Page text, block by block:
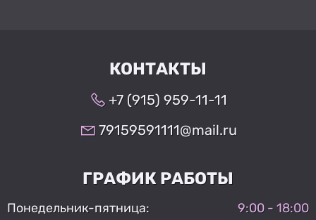
КОНТАКТЫ
+7 (915) 959-11-11
79159591111@mail.ru
ГРАФИК РАБОТЫ
Понедельник-пятница:
9:00 - 18:00